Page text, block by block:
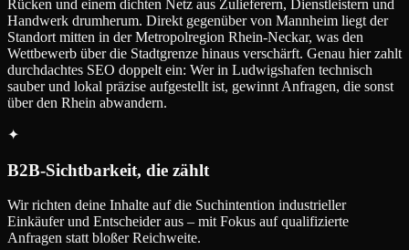
Rücken und einem dichten Netz aus Zulieferern, Dienstleistern und
Handwerk drumherum. Direkt gegenüber von Mannheim liegt der
Standort mitten in der Metropolregion Rhein-Neckar, was den
Wettbewerb über die Stadtgrenze hinaus verschärft. Genau hier zahlt
durchdachtes SEO doppelt ein: Wer in Ludwigshafen technisch
sauber und lokal präzise aufgestellt ist, gewinnt Anfragen, die sonst
über den Rhein abwandern.
✦
B2B-Sichtbarkeit, die zählt
Wir richten deine Inhalte auf die Suchintention industrieller
Einkäufer und Entscheider aus – mit Fokus auf qualifizierte
Anfragen statt bloßer Reichweite.